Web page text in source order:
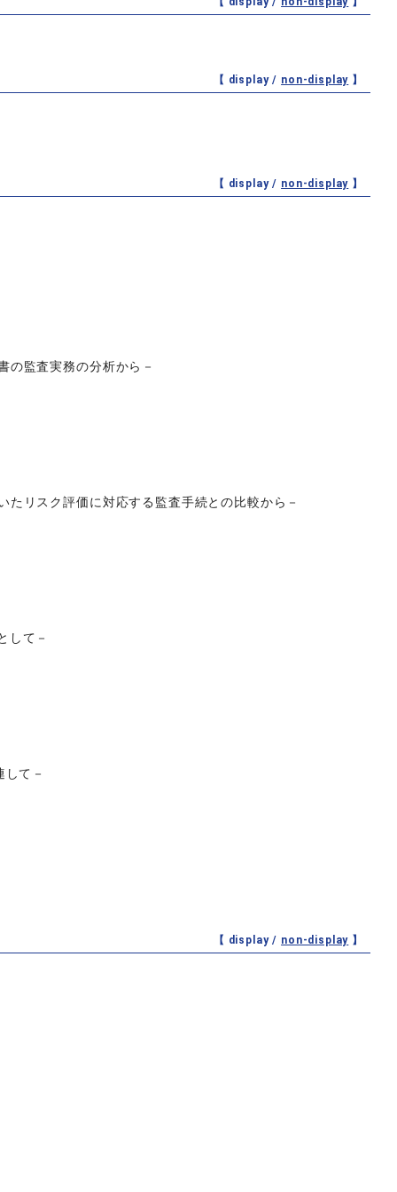
【 display / non-display 】
【 display / non-display 】
の監査実務の分析から－
リスク評価に対応する監査手続との比較から－
して－
て－
【 display / non-display 】